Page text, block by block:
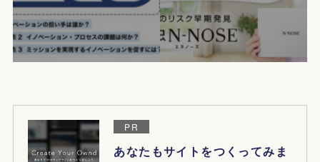
PR
あなたもサイトをつくってみま